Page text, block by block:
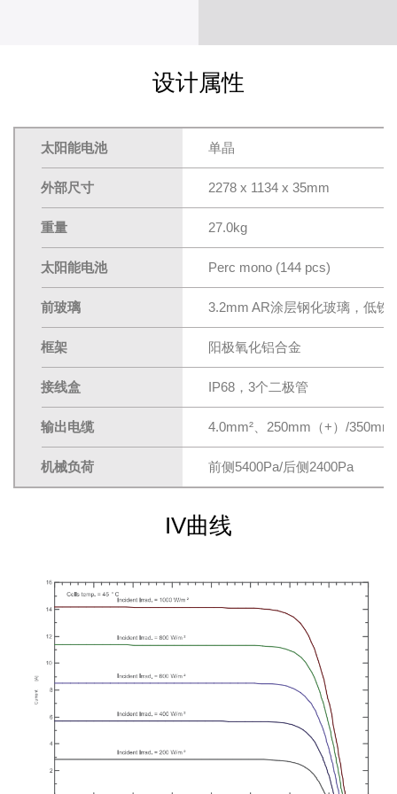
设计属性
太阳能电池 单晶
外部尺寸 2278 x 1134 x 35mm
重量 27.0kg
太阳能电池 Perc mono (144 pcs)
前玻璃 3.2mm AR涂层钢化玻璃，低铁
框架 阳极氧化铝合金
接线盒 IP68，3个二极管
输出电缆 4.0mm²、250mm（+）/
机械负荷 前侧5400Pa/后侧2400Pa
IV曲线